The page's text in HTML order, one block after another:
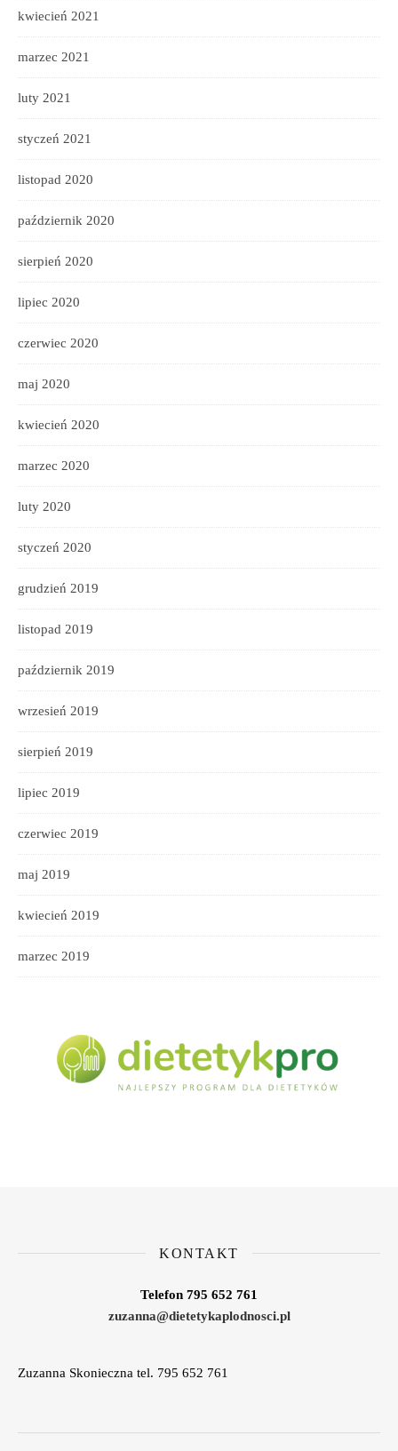
kwiecień 2021
marzec 2021
luty 2021
styczeń 2021
listopad 2020
październik 2020
sierpień 2020
lipiec 2020
czerwiec 2020
maj 2020
kwiecień 2020
marzec 2020
luty 2020
styczeń 2020
grudzień 2019
listopad 2019
październik 2019
wrzesień 2019
sierpień 2019
lipiec 2019
czerwiec 2019
maj 2019
kwiecień 2019
marzec 2019
KONTAKT
Telefon 795 652 761
zuzanna@dietetykaplodnosci.pl
Zuzanna Skonieczna tel. 795 652 761